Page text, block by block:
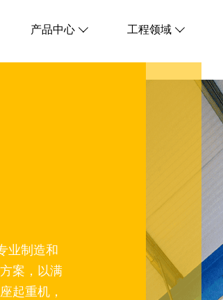
产品中心  工程领域 
业制造和
案，以满
起重机，